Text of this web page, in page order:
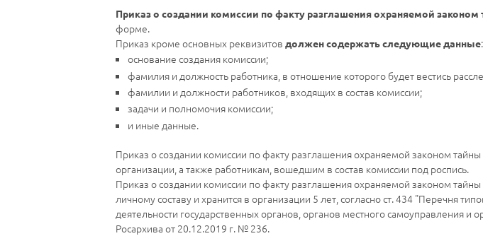
Приказ о создании комиссии по факту разглашения охраняемой
форме.
Приказ кроме основных реквизитов должен содержать следующие данные:
основание создания комиссии;
фамилия и должность работника, в отношение которого будет вестись
фамилии и должности работников, входящих в состав комиссии;
задачи и полномочия комиссии;
и иные данные.
Приказ о создании комиссии по факту разглашения охраняемой законом
организации, а также работникам, вошедшим в состав комиссии под роспись.
Приказ о создании комиссии по факту разглашения охраняемой законом
личному составу и хранится в организации 5 лет, согласно ст. 434 "Перечня
деятельности государственных органов, органов местного самоуправления
Росархива от 20.12.2019 г. № 236.